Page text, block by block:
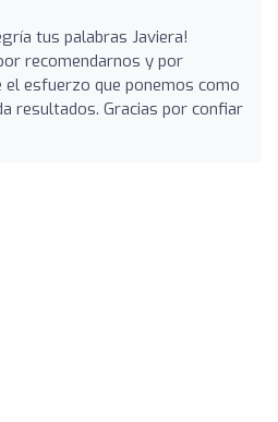
tus palabras Javiera!
recomendarnos y por
el esfuerzo que ponemos como
resultados. Gracias por confiar